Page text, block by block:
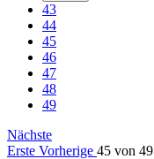
43
44
45
46
47
48
49
Nächste
Erste Vorherige 45 von 49